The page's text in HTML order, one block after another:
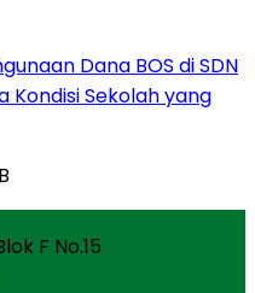
Dana BOS di SDN
Kondisi Sekolah yang
F No.15